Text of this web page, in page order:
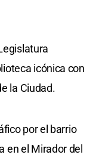
icónica con
la Ciudad.
por el barrio
en el Mirador del